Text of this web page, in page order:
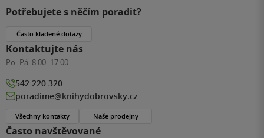
Často navštěvované
Potřebujete s něčím poradit?
Často kladené dotazy
Kontaktujte nás
Po–Pá: 8:00–17:00
542 220 320
poradime@knihydobrovsky.cz
Všechny kontakty Naše prodejny